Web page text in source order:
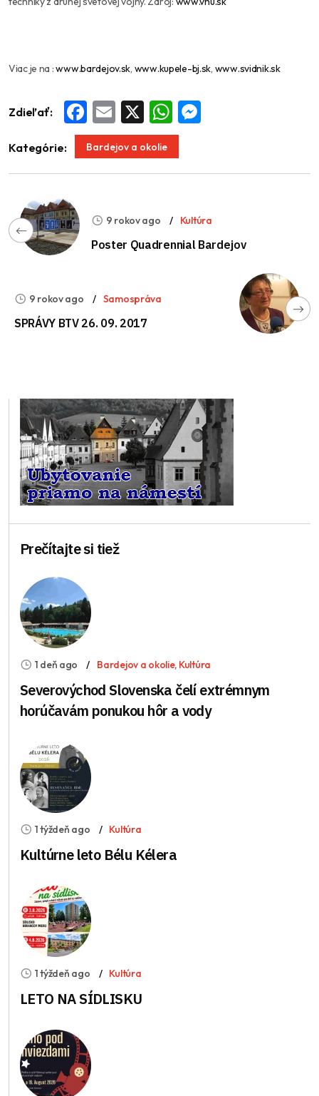
Viac je na :www.bardejov.sk, www.kupele-bj.sk, www.svidnik.sk
Zdieľať: Facebook
Email WhatsApp
Kategórie: Bardejov a okolie
9 rokov ago Kultúra
Poster Quadrennial Bardejov
9 rokov ago Samospráva
SPRÁVY BTV 26. 09. 2017
Prečítajte si tiež
1 deň ago Bardejov a okolie, Kultúra
Severovýchod Slovenska čelí extrémnym
horúčavám ponukou hôr a vody
1 týždeň ago Kultúra
Kultúrne leto Bélu Kélera
1 týždeň ago Kultúra
LETO NA SÍDLISKU